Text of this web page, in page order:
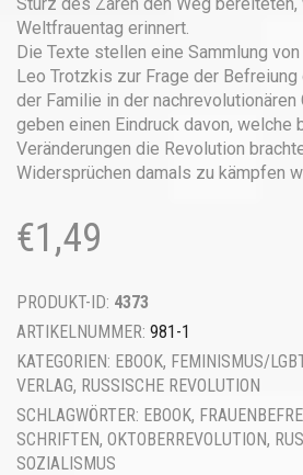
Weltfrauentag erinnert.
Die Texte stellen eine Sammlung
Leo Trotzkis zur Frage der Befreiung
der Familie in der
geben einen Eindruck davon, welche
Veränderungen die Revolution
Widersprüchen damals zu kämpfen
€1,49
PRODUKT-ID: 4373
ARTIKELNUMMER: 981-1
KATEGORIEN: EBOOK, FEMINISMUS/
VERLAG, RUSSISCHE REVOLUTION
SCHLAGWÖRTER: EBOOK,
SCHRIFTEN, OKTOBERREVOLUTION,
SOZIALISMUS